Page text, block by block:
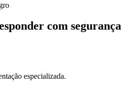
com segurança
especializada.